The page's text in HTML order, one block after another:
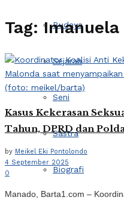
Budaya
Sejarah
Seni
Sastra
Biografi
Tag:Imanuela
Kasus Kekerasan
Tahun, DPRD dan
by Meikel Eki Pontolondo
4 September 2025
0
Manado, Barta1.com –